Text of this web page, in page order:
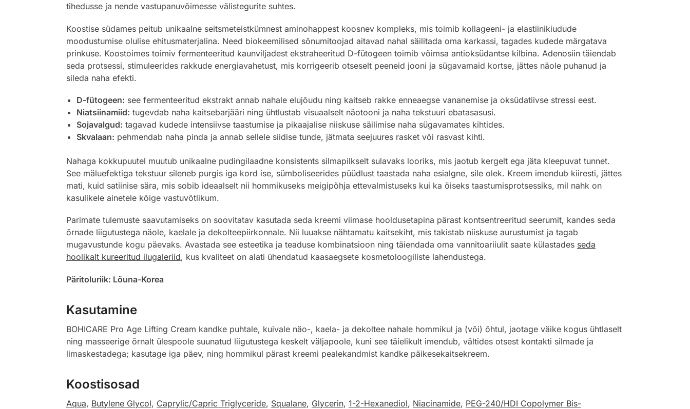
tihedusse ja nende vastupanuvõimesse välistegurite suhtes.
Koostise südames peitub unikaalne seitsmeteistkümnest aminohappest koosnev kompleks, mis toimib kollageeni- ja elastiinikiudude
moodustumise olulise ehitusmaterjalina. Need biokeemilised sõnumitoojad aitavad nahal säilitada oma karkassi, tagades kudede märgatava
prinkuse. Koostoimes toimiv fermenteeritud kaunviljadest ekstraheeritud D-fütogeen toimib võimsa antioksüdantse kilbina. Adenosiin täiendab
seda protsessi, stimuleerides rakkude energiavahetust, mis korrigeerib otseselt peeneid jooni ja sügavamaid kortse, jättes näole puhanud ja
sileda naha efekti.
D-fütogeen: see fermenteeritud ekstrakt annab nahale elujõudu ning kaitseb rakke enneaegse vananemise ja oksüdatiivse stressi eest.
Niatsiinamiid: tugevdab naha kaitsebarjääri ning ühtlustab visuaalselt näotooni ja naha tekstuuri ebatasasusi.
Sojavalgud: tagavad kudede intensiivse taastumise ja pikaajalise niiskuse säilimise naha sügavamates kihtides.
Skvalaan: pehmendab naha pinda ja annab sellele siidise tunde, jätmata seejuures rasket või rasvast kihti.
Nahaga kokkupuutel muutub unikaalne pudingilaadne konsistents silmapilkselt sulavaks looriks, mis jaotub kergelt ega jäta kleepuvat tunnet.
See mäluefektiga tekstuur sileneb purgis iga kord ise, sümboliseerides püüdlust taastada naha esialgne, sile olek. Kreem imendub kiiresti, jättes
mati, kuid satiinise sära, mis sobib ideaalselt nii hommikuseks meigipõhja ettevalmistuseks kui ka öiseks taastumisprotsessiks, mil nahk on
kasulikele ainetele kõige vastuvõtlikum.
Parimate tulemuste saavutamiseks on soovitatav kasutada seda kreemi viimase hooldusetapina pärast kontsentreeritud seerumit, kandes seda
õrnade liigutustega näole, kaelale ja dekolteepiirkonnale. Nii luuakse nähtamatu kaitsekiht, mis takistab niiskuse aurustumist ja tagab
mugavustunde kogu päevaks. Avastada see esteetika ja teaduse kombinatsioon ning täiendada oma vannitoariiulit saate külastades seda
hoolikalt kureeritud ilugaleriid, kus kvaliteet on alati ühendatud kaasaegsete kosmetoloogiliste lahendustega.
Päritoluriik: Lõuna-Korea
Kasutamine
BOHICARE Pro Age Lifting Cream kandke puhtale, kuivale näo-, kaela- ja dekoltee nahale hommikul ja (või) õhtul, jaotage väike kogus ühtlaselt
ning masseerige õrnalt ülespoole suunatud liigutustega keskelt väljapoole, kuni see täielikult imendub, vältides otsest kontakti silmade ja
limaskestadega; kasutage iga päev, ning hommikul pärast kreemi pealekandmist kandke päikesekaitsekreem.
Koostisosad
Aqua, Butylene Glycol, Caprylic/Capric Triglyceride, Squalane, Glycerin, 1-2-Hexanediol, Niacinamide, PEG-240/HDI Copolymer Bis-